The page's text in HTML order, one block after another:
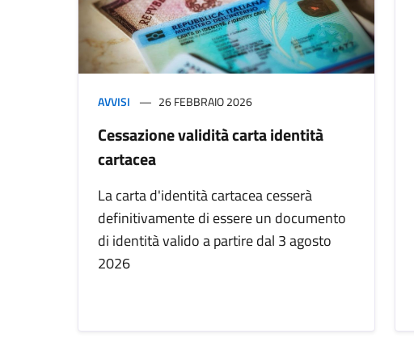
AVVISI 26 FEBBRAIO 2026
Cessazione validità carta identità
cartacea
La carta d'identità cartacea cesserà
definitivamente di essere un documento
di identità valido a partire dal 3 agosto
2026